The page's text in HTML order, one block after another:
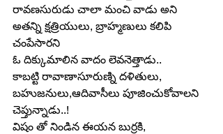
రావణసురుడు చాలా మంచి వాడు అని
అతన్ని క్షత్రియులు, బ్రాహ్మణులు కలిపి
చంపేసారని
ఓ దిక్కుమాలిన వాదం లెవనెత్తాడు..
కాబట్టి రావాణాసూరుణ్ని దళితులు,
బహుజనులు,ఆదివాసీలు పూజించుకోవాలని
చెప్తున్నాడు..!
విషం తో నిండిన ఈయన బుర్రకి,